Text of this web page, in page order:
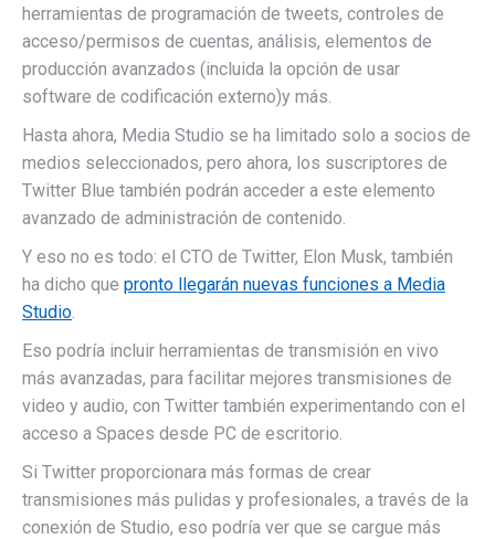
herramientas de programación de tweets, controles de
acceso/permisos de cuentas, análisis, elementos de
producción avanzados (incluida la opción de usar
software de codificación externo)y más.
Hasta ahora, Media Studio se ha limitado solo a socios de
medios seleccionados, pero ahora, los suscriptores de
Twitter Blue también podrán acceder a este elemento
avanzado de administración de contenido.
Y eso no es todo: el CTO de Twitter, Elon Musk, también
ha dicho que pronto llegarán nuevas funciones a Media
Studio.
Eso podría incluir herramientas de transmisión en vivo
más avanzadas, para facilitar mejores transmisiones de
video y audio, con Twitter también experimentando con el
acceso a Spaces desde PC de escritorio.
Si Twitter proporcionara más formas de crear
transmisiones más pulidas y profesionales, a través de la
conexión de Studio, eso podría ver que se cargue más